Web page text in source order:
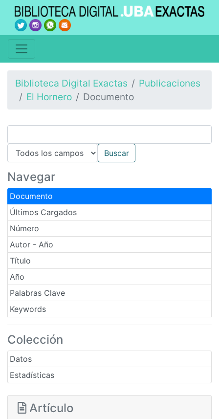
Biblioteca Digital Exactas
Publicaciones
El Hornero
Documento
Navegar
Documento
Últimos Cargados
Número
Autor - Año
Título
Año
Palabras Clave
Keywords
Colección
Datos
Estadísticas
Artículo